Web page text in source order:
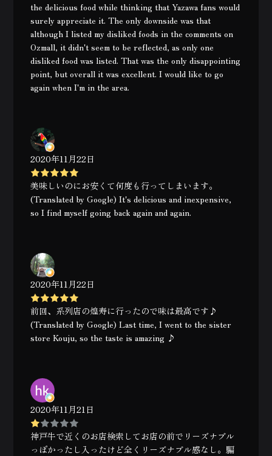
the delicious food while thinking that Yazawa fans would
surely appreciate it. The only downside was that
although I listed my disliked foods in the comments on
Ozmall, it didn't seem to be reflected, as only one
disliked food was listed. That was the only disappointing
point, but overall it was excellent. I would like to go
again when I'm in the area.
2020年11月22日
美味しいのにお安くて何度も行ってしまいます。
(Translated by Google) It's delicious and inexpensive,
so I find myself going back again and again.
2020年11月22日
前回、系列店の煌寿に行ったので味は最高です♪
(Translated by Google) Last time, I went to the sister
store Kouju, so the taste is amazing ♪
2020年11月21日
神戸牛で近くのお店検索してお店の前でリーズナブル
っぽかったし入ったけど全くリーズナブル感なし。騙